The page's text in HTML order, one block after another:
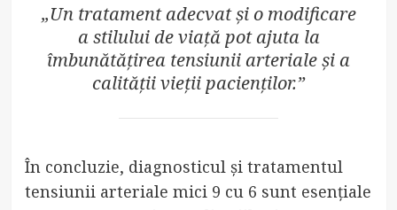
„Un tratament adecvat și o modificare
a stilului de viață pot ajuta la
îmbunătățirea tensiunii arteriale și a
calității vieții pacienților.”
În concluzie, diagnosticul și tratamentul
tensiunii arteriale mici 9 cu 6 sunt esențiale